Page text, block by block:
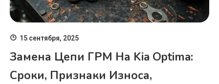
15 сентября, 2025
Замена Цепи ГРМ На Kia Optima:
Сроки, Признаки Износа,